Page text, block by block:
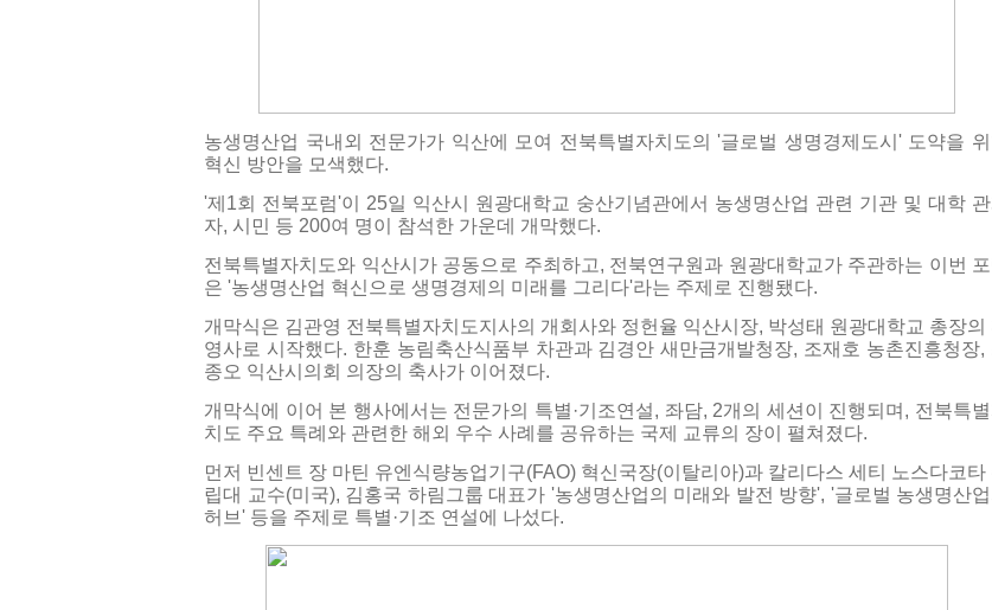
농생명산업 국내외 전문가가 익산에 모여 전북특별자치도의 '글로벌 생명경제도시' 도약을
혁신 방안을 모색했다.
'제1회 전북포럼'이 25일 익산시 원광대학교 숭산기념관에서 농생명산업 관련 기관 및 대학 관
자, 시민 등 200여 명이 참석한 가운데 개막했다.
전북특별자치도와 익산시가 공동으로 주최하고, 전북연구원과 원광대학교가 주관하는 이번 포
은 '농생명산업 혁신으로 생명경제의 미래를 그리다'라는 주제로 진행됐다.
개막식은 김관영 전북특별자치도지사의 개회사와 정헌율 익산시장, 박성태 원광대학교 총장의
영사로 시작했다. 한훈 농림축산식품부 차관과 김경안 새만금개발청장, 조재호 농촌진흥청장,
종오 익산시의회 의장의 축사가 이어졌다.
개막식에 이어 본 행사에서는 전문가의 특별·기조연설, 좌담, 2개의 세션이 진행되며, 전북특
치도 주요 특례와 관련한 해외 우수 사례를 공유하는 국제 교류의 장이 펼쳐졌다.
먼저 빈센트 장 마틴 유엔식량농업기구(FAO) 혁신국장(이탈리아)과 칼리다스 세티 노스다코타
립대 교수(미국), 김홍국 하림그룹 대표가 '농생명산업의 미래와 발전 방향', '글로벌 농생명산업
허브' 등을 주제로 특별·기조 연설에 나섰다.